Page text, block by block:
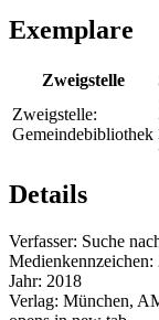
Exemplare
Zweigstelle
Zweigstelle:
Gemeindebibliothek
Details
Verfasser: Suche
Medienkennzeichen:
Jahr: 2018
Verlag: München,